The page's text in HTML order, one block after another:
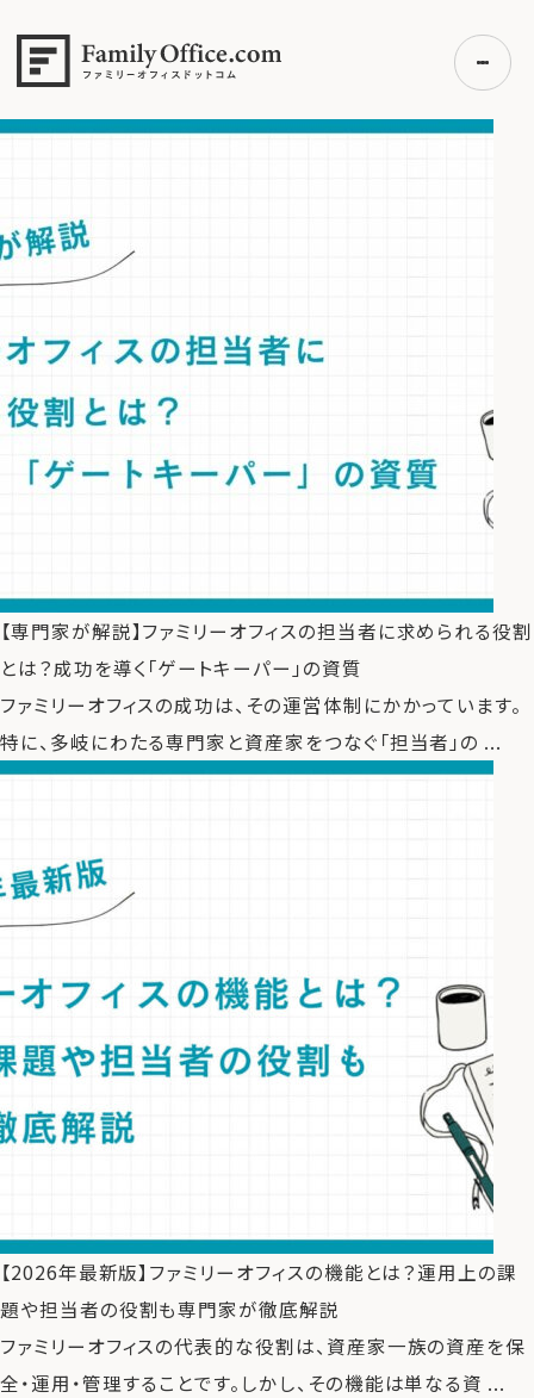
ご利用の流れ・プラン
事例紹介
無料講座
コラム
運営会社
ファミリーオフィスとは
関連書籍
メールマガジン登録
よくある質問
礎知識
>ファミリーオフィス機能・役割
【専門家が解説】ファミリーオフィスの担当者に求められる役割
とは？成功を導く「ゲートキーパー」の資質
ファミリーオフィスの成功は、その運営体制にかかっています。
特に、多岐にわたる専門家と資産家をつなぐ「担当者」の ...
【2026年最新版】ファミリーオフィスの機能とは？運用上の課
題や担当者の役割も専門家が徹底解説
ファミリーオフィスの代表的な役割は、資産家一族の資産を保
全・運用・管理することです。しかし、その機能は単なる資 ...